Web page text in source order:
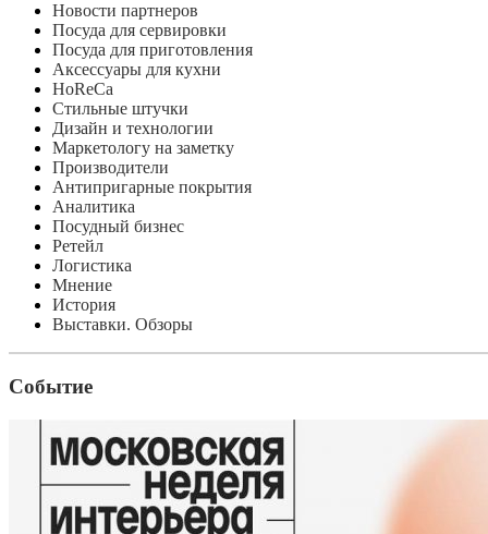
Новости партнеров
Посуда для сервировки
Посуда для приготовления
Аксессуары для кухни
HoReCa
Стильные штучки
Дизайн и технологии
Маркетологу на заметку
Производители
Антипригарные покрытия
Аналитика
Посудный бизнес
Ретейл
Логистика
Мнение
История
Выставки. Обзоры
Событие